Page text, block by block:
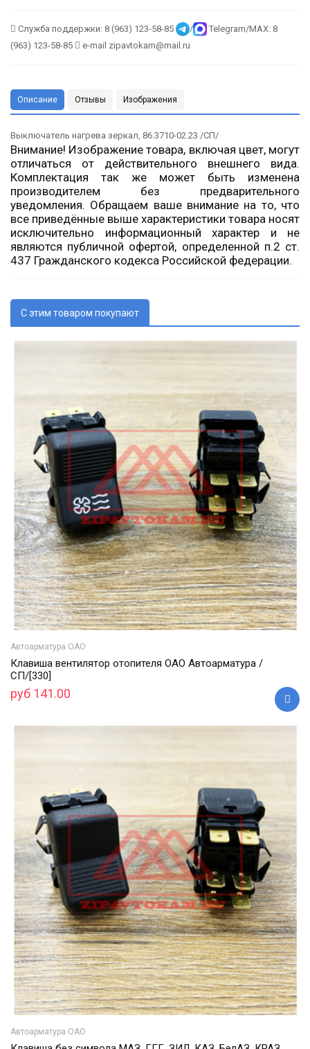
Служба поддержки: 8 (963) 123-58-85 /
Telegram/MAX: 8
(963) 123-58-85
e-mail zipavtokam@mail.ru
Описание Отзывы Изображения
Выключатель нагрева зеркал, 86.3710-02.23 /СП/
Внимание! Изображение товара, включая цвет, могут
отличаться от действительного внешнего вида.
Комплектация так же может быть изменена
производителем без предварительного
уведомления. Обращаем ваше внимание на то, что
все приведённые выше характеристики товара носят
исключительно информационный характер и не
являются публичной офертой, определенной п.2 ст.
437 Гражданского кодекса Российской федерации.
С этим товаром покупают
Автоарматура ОАО
Клавиша вентилятор отопителя ОАО Автоарматура /
СП/[330]
руб 141.00
Автоарматура ОАО